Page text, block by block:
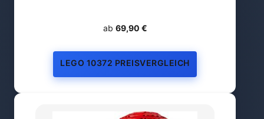
ab 69,90 €
LEGO 10372 PREISVERGLEICH